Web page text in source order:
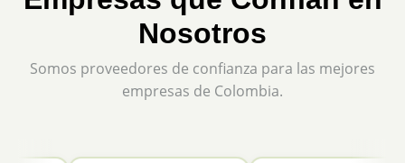
Nosotros
Somos proveedores de confianza para las mejores
empresas de Colombia.